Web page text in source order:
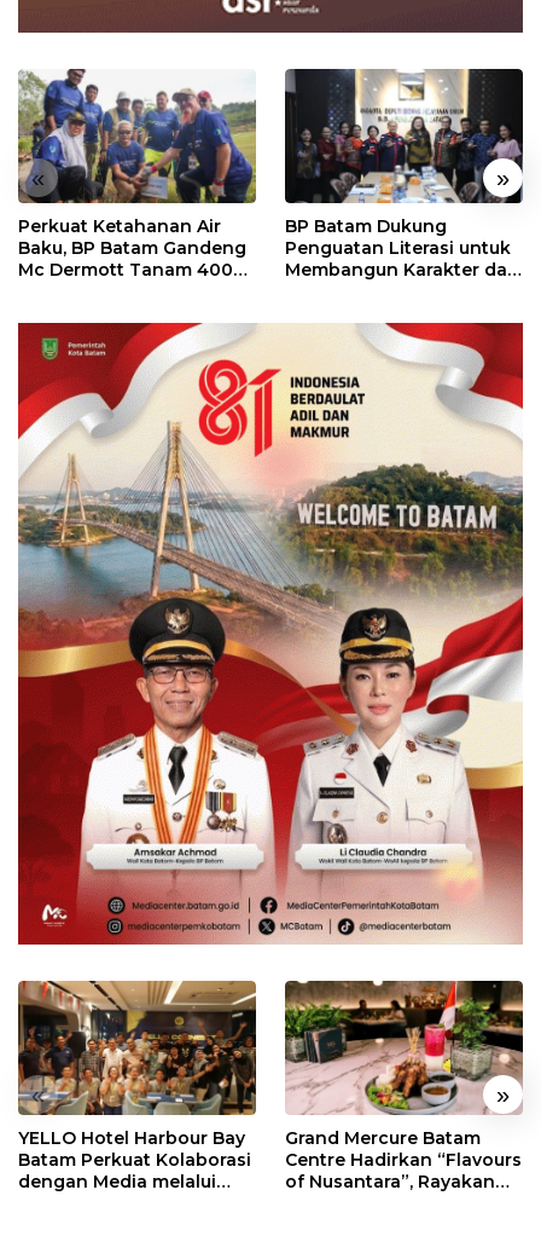
« »
Perkuat Ketahanan Air
Baku, BP Batam Gandeng
Mc Dermott Tanam 400
BP Batam Dukung
Penguatan Literasi untuk
Membangun Karakter dan
« »
YELLO Hotel Harbour Bay
Batam Perkuat Kolaborasi
dengan Media melalui
Grand Mercure Batam
Centre Hadirkan “Flavours
of Nusantara”, Rayakan